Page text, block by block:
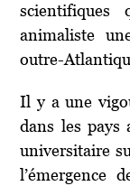
animaliste
outre-
Il y a une
dans les pays
universitaire
l’émergence